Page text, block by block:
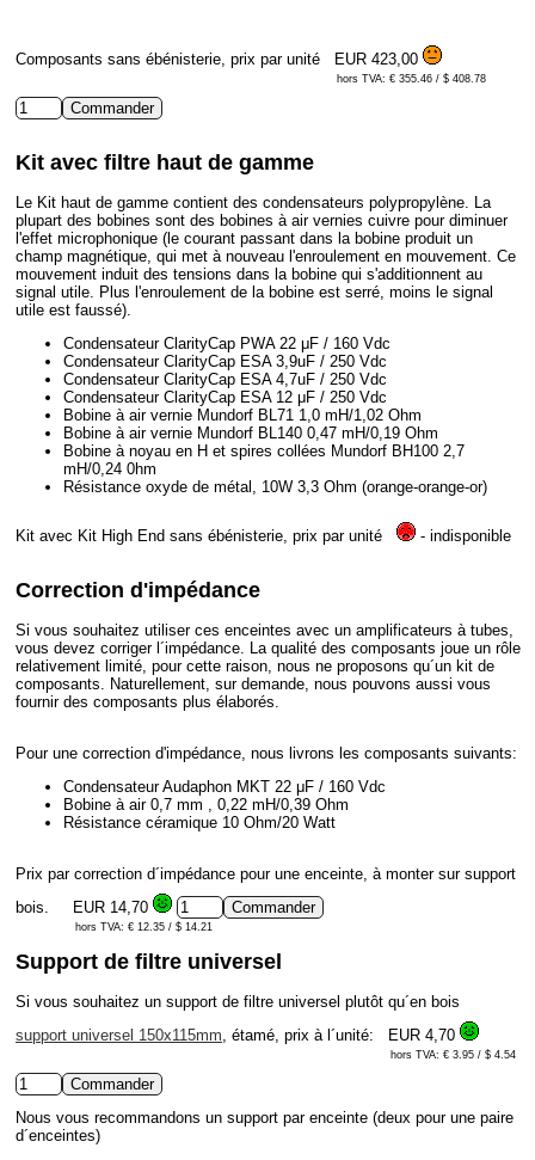
Composants sans ébénisterie, prix par unité EUR 423,00
hors TVA: € 355.46 / $ 408.78
Kit avec filtre haut de gamme
Le Kit haut de gamme contient des condensateurs polypropylène. La
plupart des bobines sont des bobines à air vernies cuivre pour diminuer
l'effet microphonique (le courant passant dans la bobine produit un
champ magnétique, qui met à nouveau l'enroulement en mouvement. Ce
mouvement induit des tensions dans la bobine qui s'additionnent au
signal utile. Plus l'enroulement de la bobine est serré, moins le signal
utile est faussé).
Condensateur ClarityCap PWA 22 μF / 160 Vdc
Condensateur ClarityCap ESA 3,9uF / 250 Vdc
Condensateur ClarityCap ESA 4,7uF / 250 Vdc
Condensateur ClarityCap ESA 12 μF / 250 Vdc
Bobine à air vernie Mundorf BL71 1,0 mH/1,02 Ohm
Bobine à air vernie Mundorf BL140 0,47 mH/0,19 Ohm
Bobine à noyau en H et spires collées Mundorf BH100 2,7
mH/0,24 0hm
Résistance oxyde de métal, 10W 3,3 Ohm (orange-orange-or)
Kit avec Kit High End sans ébénisterie, prix par unité - indisponible
Correction d'impédance
Si vous souhaitez utiliser ces enceintes avec un amplificateurs à tubes,
vous devez corriger l´impédance. La qualité des composants joue un rôle
relativement limité, pour cette raison, nous ne proposons qu´un kit de
composants. Naturellement, sur demande, nous pouvons aussi vous
fournir des composants plus élaborés.
Pour une correction d'impédance, nous livrons les composants suivants:
Condensateur Audaphon MKT 22 μF / 160 Vdc
Bobine à air 0,7 mm , 0,22 mH/0,39 Ohm
Résistance céramique 10 Ohm/20 Watt
Prix par correction d´impédance pour une enceinte, à monter sur support
bois.
EUR 14,70
hors TVA: € 12.35 / $ 14.21
Support de filtre universel
Si vous souhaitez un support de filtre universel plutôt qu´en bois
support universel 150x115mm, étamé, prix à l´unité: EUR 4,70
hors TVA: € 3.95 / $ 4.54
Nous vous recommandons un support par enceinte (deux pour une paire
d´enceintes)